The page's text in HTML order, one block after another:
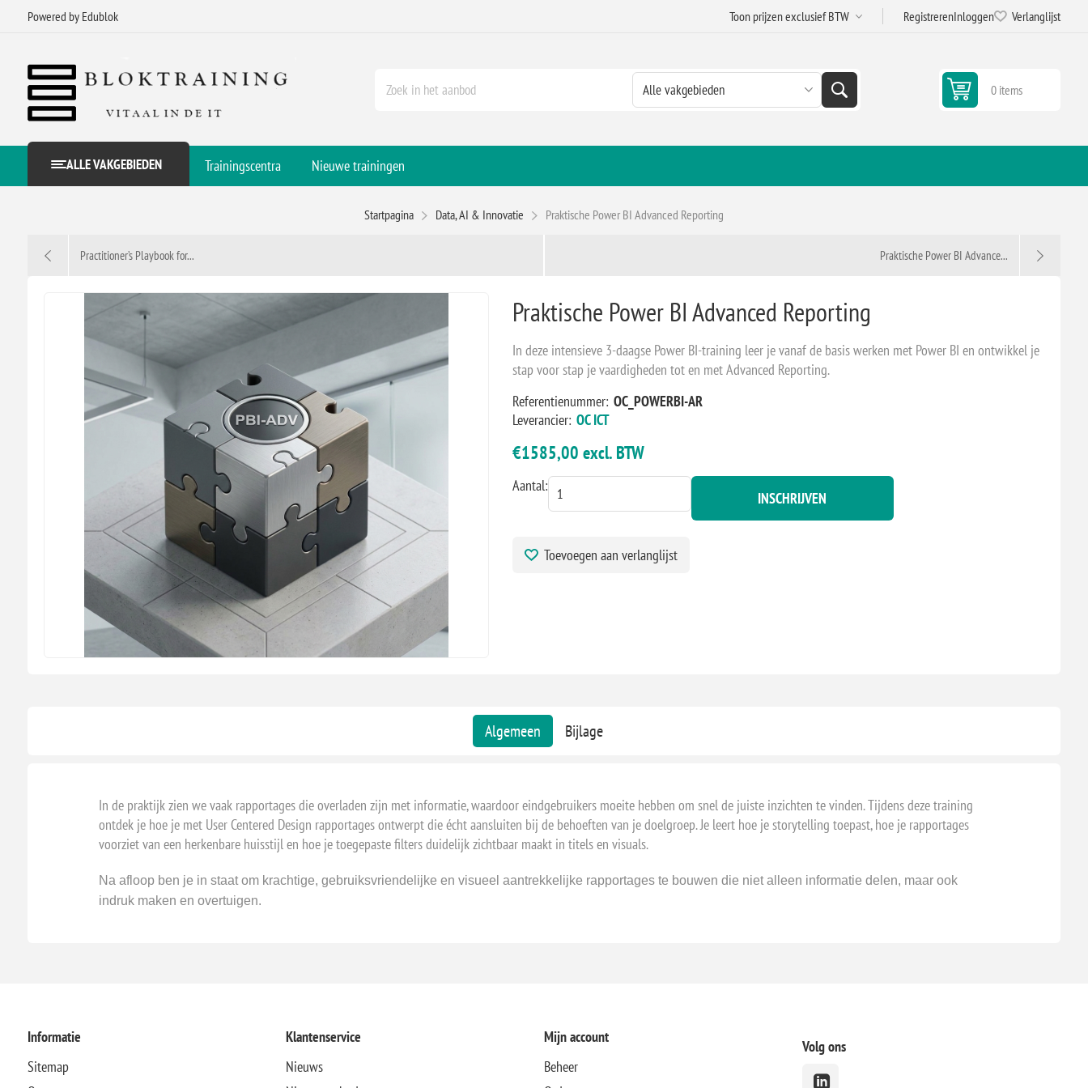
Powered by Edublok RegistrerenInloggen Verlanglijst
0 items
ALLE VAKGEBIEDEN Trainingscentra Nieuwe trainingen
Startpagina Data, AI & Innovatie Praktische Power BI Advanced Reporting
Practitioner’s Playbook for... Praktische Power BI Advance...
Praktische Power BI Advanced Reporting
In deze intensieve 3-daagse Power BI-training leer je vanaf de basis werken met Power BI en ontwikkel je
stap voor stap je vaardigheden tot en met Advanced Reporting.
Referentienummer: OC_POWERBI-AR
Leverancier: OC ICT
€1585,00 excl. BTW
Aantal:
INSCHRIJVEN
Toevoegen aan verlanglijst
Algemeen Bijlage
In de praktijk zien we vaak rapportages die overladen zijn met informatie, waardoor eindgebruikers moeite hebben om snel de juiste inzichten te vinden. Tijdens deze training
ontdek je hoe je met User Centered Design rapportages ontwerpt die écht aansluiten bij de behoeften van je doelgroep. Je leert hoe je storytelling toepast, hoe je rapportages
voorziet van een herkenbare huisstijl en hoe je toegepaste filters duidelijk zichtbaar maakt in titels en visuals.
Na afloop ben je in staat om krachtige, gebruiksvriendelijke en visueel aantrekkelijke rapportages te bouwen die niet alleen informatie delen, maar ook
indruk maken en overtuigen.
Informatie
Sitemap
Klantenservice
Nieuws
Mijn account
Beheer
Volg ons